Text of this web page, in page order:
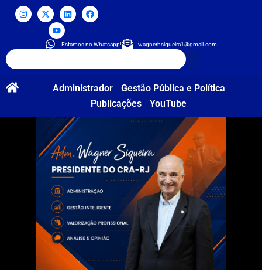
Estamos no Whatsapp! wagnerhsiqueira1@gmail.com
Administrador
Gestão Pública e Política
Publicações
YouTube